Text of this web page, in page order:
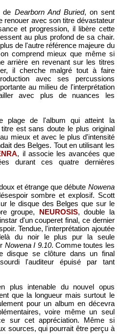
de Dearborn And Buried, on sent
renouer avec son titre dévastateur
et progression, il libère cette
au plus profond de sa chair.
de l'autre référence majeure du
comprend mieux que même si
arrière en revenant sur les titres
il cherche malgré tout à faire
avec ses percussions
au milieu de l'interprétation
avec plus de nuances les
plage de l'album qui atteint la
est sans doute le plus original
mieux et avec le plus d'intensité
des Belges. Tout en utilisant les
, il associe les avancées que
durant ces quatre dernières
et étrange que débute Nowena
sombre et explosif. Scott
le disque des Belges que sur le
groupe, NEUROSIS, double la
d'un couperet final, ce dernier
Tendue, l'interprétation ajoutée
du noir le plus pur la seule
Nowena I 9.10. Comme toutes les
disque se clôture dans un final
l'auditeur épuisé par tant
plus intenable du nouvel opus
que la longueur mais surtout le
pour un album en décevra
voire même un seul
sur cet appréciation. Même si
sources, qui pourrait être perçu à